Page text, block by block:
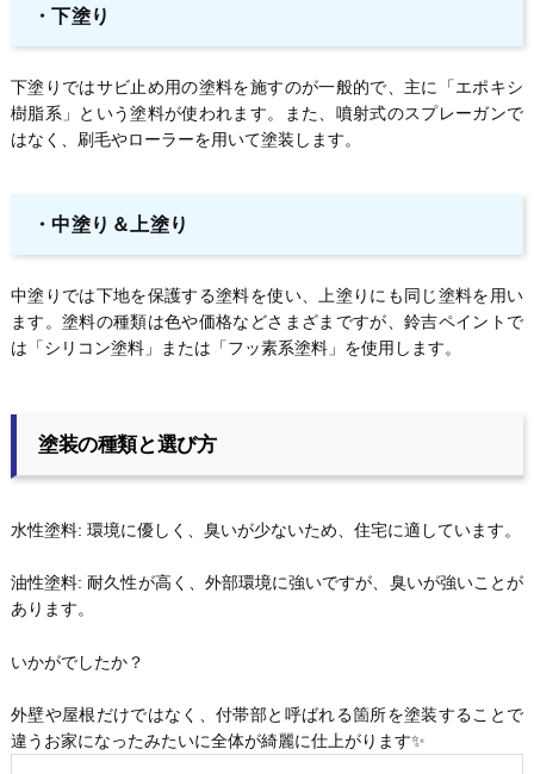
・下塗り
下塗りではサビ止め用の塗料を施すのが一般的で、主に「エポキシ
樹脂系」という塗料が使われます。また、噴射式のスプレーガンで
はなく、刷毛やローラーを用いて塗装します。
・中塗り＆上塗り
中塗りでは下地を保護する塗料を使い、上塗りにも同じ塗料を用い
ます。塗料の種類は色や価格などさまざまですが、鈴吉ペイントで
は「シリコン塗料」または「フッ素系塗料」を使用します。
塗装の種類と選び方
水性塗料: 環境に優しく、臭いが少ないため、住宅に適しています。
油性塗料: 耐久性が高く、外部環境に強いですが、臭いが強いことが
あります。
いかがでしたか？
外壁や屋根だけではなく、付帯部と呼ばれる箇所を塗装することで
違うお家になったみたいに全体が綺麗に仕上がります✨